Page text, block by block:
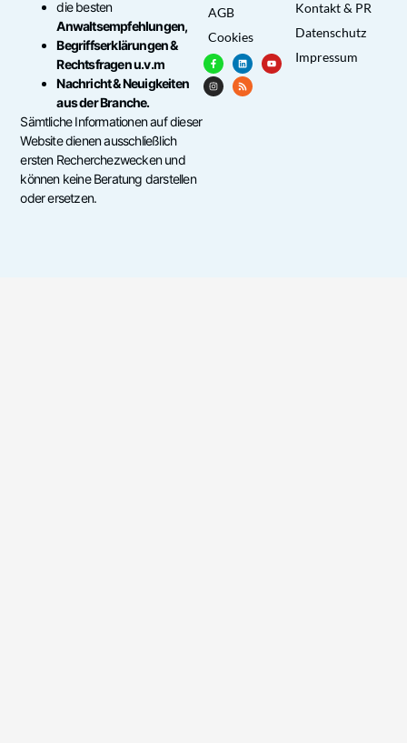
die besten
Anwaltsempfehlungen,
Begriffserklärungen &
Rechtsfragen u.v.m
Nachricht & Neuigkeiten
aus der Branche.
Sämtliche Informationen auf dieser
Website dienen ausschließlich
ersten Recherchezwecken und
können keine Beratung darstellen
oder ersetzen.
AGB
Cookies
Kontakt & PR
Datenschutz
Impressum